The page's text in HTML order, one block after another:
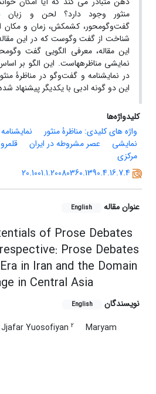
منثور وجود دارد؟ لحن و زبان
گفت‌وگومحور، کشمکش، زمان و مکان
شناخت از گفت وگوست که در این
این مقاله، معرفی الگویی گفت
نمایشی مناظره‏هاست. این الگو بر
در نمایشنامه و گفت‌وگو در مناظرۀ
این دو گونه ادبی با یکدیگر پیشنهاد
کلیدواژه‌ها
واژه های کلیدی: مناظرۀ منثور
نمایشنامه
نمایشی
عصر مشروطه در ایران
مرکزی
20.1001.1.20080360.1390.4.16.7.4
عنوان مقاله English
of Prose Debates
Prose Debates
in Iran and the Domain
in Central Asia
نویسندگان English
Yuosofiyan 2
Maryam